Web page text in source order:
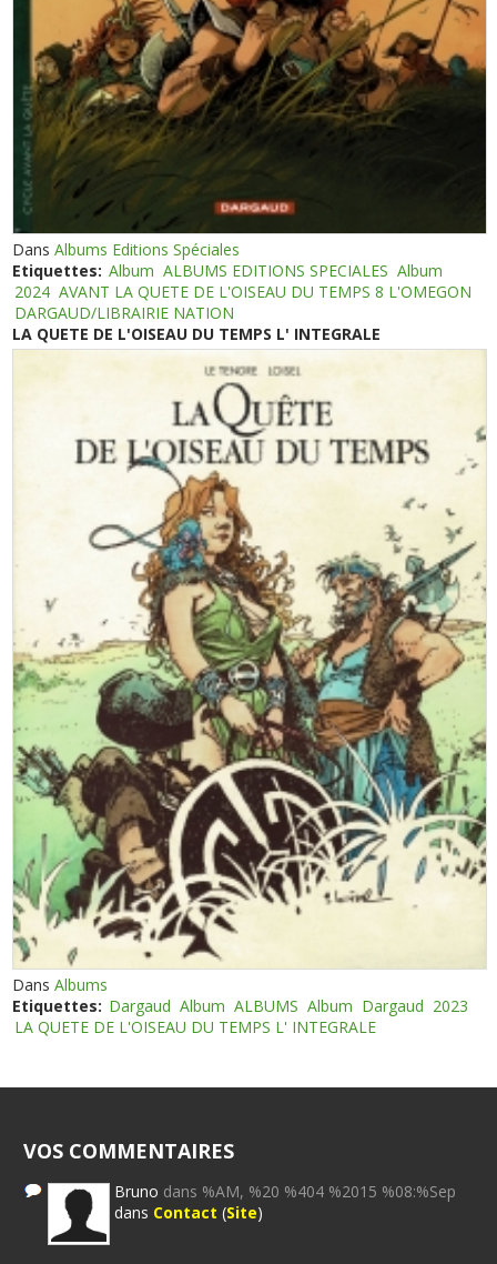
DansAlbums Editions Spéciales
Etiquettes: Album ALBUMS EDITIONS SPECIALES Album
2024 AVANT LA QUETE DE L'OISEAU DU TEMPS 8 L'OMEGON
DARGAUD/LIBRAIRIE NATION
LA QUETE DE L'OISEAU DU TEMPS L' INTEGRALE
DansAlbums
Etiquettes: Dargaud Album ALBUMS Album Dargaud 2023
LA QUETE DE L'OISEAU DU TEMPS L' INTEGRALE
VOS COMMENTAIRES
Bruno dans %AM, %20 %404 %2015 %08:%Sep
dans Contact (Site)